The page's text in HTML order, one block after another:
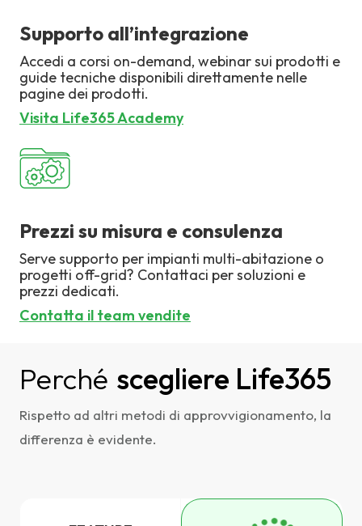
Supporto all’integrazione
Accedi a corsi on-demand, webinar sui prodotti e
guide tecniche disponibili direttamente nelle
pagine dei prodotti.
Visita Life365 Academy
Prezzi su misura e consulenza
Serve supporto per impianti multi-abitazione o
progetti off-grid? Contattaci per soluzioni e
prezzi dedicati.
Contatta il team vendite
Perché scegliere Life365
Rispetto ad altri metodi di approvvigionamento, la
differenza è evidente.